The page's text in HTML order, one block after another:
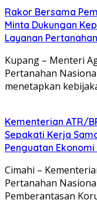
Rakor Bersama
Minta Dukungan
Layanan Pertanahan
Kupang – Menteri
Pertanahan
menetapkan
Kementerian ATR/
Sepakati Kerja
Penguatan
Cimahi –
Pertanahan
Pemberantasan